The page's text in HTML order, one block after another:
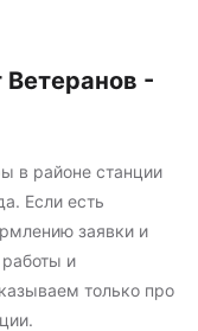
-
в районе станции
Если есть
заявки и
и
только про